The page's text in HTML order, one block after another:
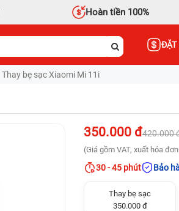
Hoàn tiền 100%
ĐẶT
Thay bẹ sạc Xiaomi Mi 11i
350.000 đ420.000
(Giá gồm VAT, xuất hóa
30 - 45 phút Bảo
Thay bẹ sạc
350.000 đ